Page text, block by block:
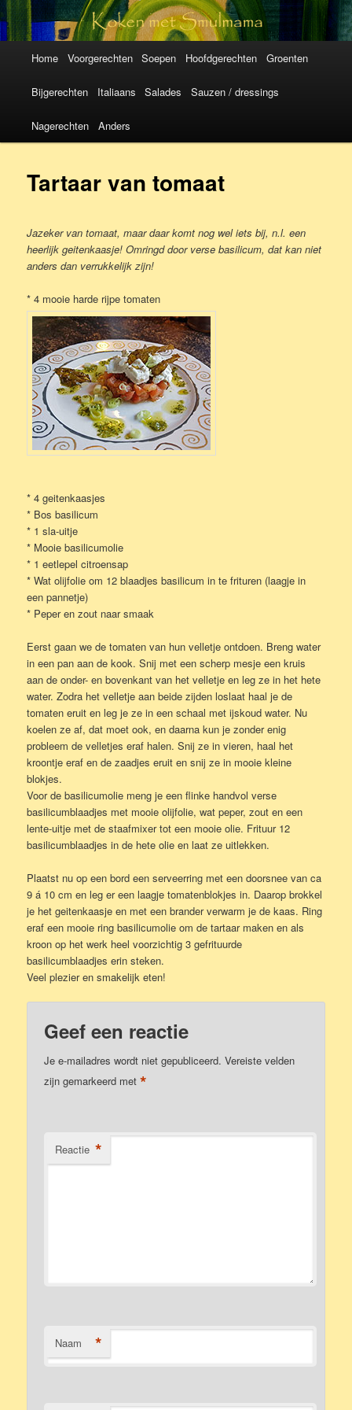
Koken met
SmulMama
Spring
naar
de
inhoud
Spring
naar
de
inhoud
Home Voorgerechten Soepen Hoofdgerechten Groenten
Bijgerechten Italiaans Salades Sauzen / dressings
Nagerechten Anders
Tartaar van tomaat
Jazeker van tomaat, maar daar komt nog wel iets bij, n.l. een
heerlijk geitenkaasje! Omringd door verse basilicum, dat kan niet
anders dan verrukkelijk zijn!
* 4 mooie harde rijpe tomaten
* 4 geitenkaasjes
* Bos basilicum
* 1 sla-uitje
* Mooie basilicumolie
* 1 eetlepel citroensap
* Wat olijfolie om 12 blaadjes basilicum in te frituren (laagje in
een pannetje)
* Peper en zout naar smaak
Eerst gaan we de tomaten van hun velletje ontdoen. Breng water
in een pan aan de kook. Snij met een scherp mesje een kruis
aan de onder- en bovenkant van het velletje en leg ze in het hete
water. Zodra het velletje aan beide zijden loslaat haal je de
tomaten eruit en leg je ze in een schaal met ijskoud water. Nu
koelen ze af, dat moet ook, en daarna kun je zonder enig
probleem de velletjes eraf halen. Snij ze in vieren, haal het
kroontje eraf en de zaadjes eruit en snij ze in mooie kleine
blokjes.
Voor de basilicumolie meng je een flinke handvol verse
basilicumblaadjes met mooie olijfolie, wat peper, zout en een
lente-uitje met de staafmixer tot een mooie olie. Frituur 12
basilicumblaadjes in de hete olie en laat ze uitlekken.
Plaatst nu op een bord een serveerring met een doorsnee van ca
9 á 10 cm en leg er een laagje tomatenblokjes in. Daarop brokkel
je het geitenkaasje en met een brander verwarm je de kaas. Ring
eraf een mooie ring basilicumolie om de tartaar maken en als
kroon op het werk heel voorzichtig 3 gefrituurde
basilicumblaadjes erin steken.
Veel plezier en smakelijk eten!
Geef een reactie
Je e-mailadres wordt niet gepubliceerd. Vereiste velden
zijn gemarkeerd met*
Reactie *
Naam *